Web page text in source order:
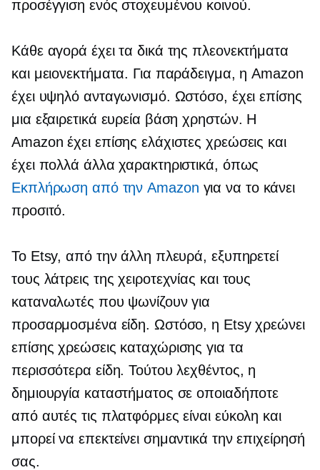
προσέγγιση ενός στοχευμένου κοινού.
Κάθε αγορά έχει τα δικά της πλεονεκτήματα
και μειονεκτήματα. Για παράδειγμα, η Amazon
έχει υψηλό ανταγωνισμό. Ωστόσο, έχει επίσης
μια εξαιρετικά ευρεία βάση χρηστών. Η
Amazon έχει επίσης ελάχιστες χρεώσεις και
έχει πολλά άλλα χαρακτηριστικά, όπως
Εκπλήρωση από την Amazon για να το κάνει
προσιτό.
Το Etsy, από την άλλη πλευρά, εξυπηρετεί
τους λάτρεις της χειροτεχνίας και τους
καταναλωτές που ψωνίζουν για
προσαρμοσμένα είδη. Ωστόσο, η Etsy χρεώνει
επίσης χρεώσεις καταχώρισης για τα
περισσότερα είδη. Τούτου λεχθέντος, η
δημιουργία καταστήματος σε οποιαδήποτε
από αυτές τις πλατφόρμες είναι εύκολη και
μπορεί να επεκτείνει σημαντικά την επιχείρησή
σας.